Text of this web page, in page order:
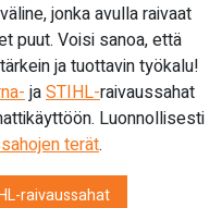
jonka avulla raivaat
puut. Voisi sanoa, että
ja tuottavin työkalu!
jaSTIHL-raivaussahat
Luonnollisesti
terät.
raivaussahat